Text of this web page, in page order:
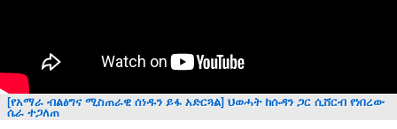
[የአማራ ብልፅግና ሚስጠራዊ ሰነዱን ይፋ አድርጓል] ህወሓት ከሱዳን ጋር ሲሸርብ የነበረው
ሴራ ተጋለጠ